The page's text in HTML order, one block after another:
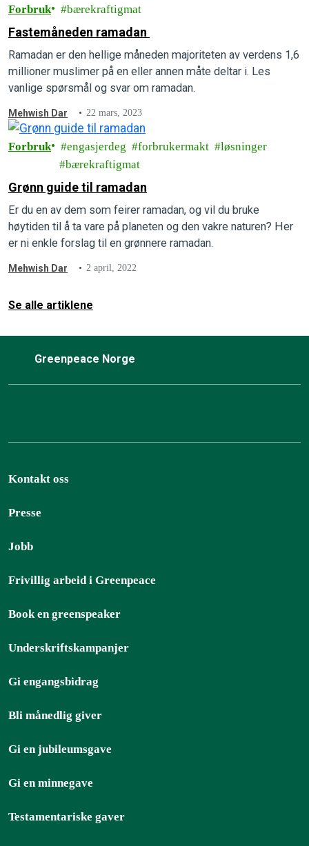
Forbruk bærekraftigmat
Fastemåneden ramadan
Ramadan er den hellige måneden majoriteten av verdens 1,6
millioner muslimer på en eller annen måte deltar i. Les
vanlige spørsmål og svar om ramadan.
Mehwish Dar 22 mars, 2023
Forbruk engasjerdeg forbrukermakt
løsninger
bærekraftigmat
Grønn guide til ramadan
Er du en av dem som feirer ramadan, og vil du bruke
høytiden til å ta vare på planeten og den vakre naturen? Her
er ni enkle forslag til en grønnere ramadan.
Mehwish Dar 2 april, 2022
Se alle artiklene
Greenpeace Norge
Kontakt oss
Presse
Jobb
Frivillig arbeid i Greenpeace
Book en greenspeaker
Underskriftskampanjer
Gi engangsbidrag
Bli månedlig giver
Gi en jubileumsgave
Gi en minnegave
Testamentariske gaver